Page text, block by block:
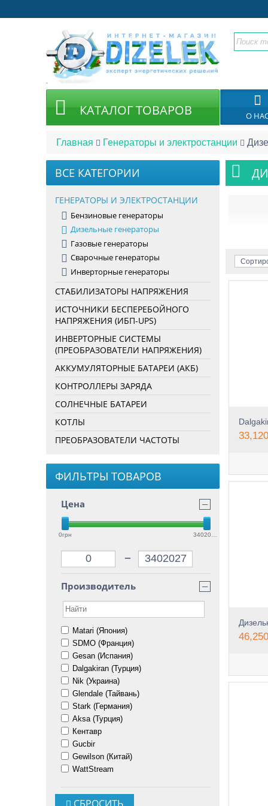
КАТАЛОГ ТОВАРОВ О
Главная Генераторы и электростанции
ВСЕ КАТЕГОРИИ
ГЕНЕРАТОРЫ И ЭЛЕКТРОСТАНЦИИ
Бензиновые генераторы
Дизельные генераторы
Газовые генераторы
Сварочные генераторы
Инверторные генераторы
СТАБИЛИЗАТОРЫ НАПРЯЖЕНИЯ
ИСТОЧНИКИ БЕСПЕРЕБОЙНОГО
НАПРЯЖЕНИЯ (ИБП-UPS)
ИНВЕРТОРНЫЕ СИСТЕМЫ
(ПРЕОБРАЗОВАТЕЛИ НАПРЯЖЕНИЯ)
АККУМУЛЯТОРНЫЕ БАТАРЕИ (АКБ)
КОНТРОЛЛЕРЫ ЗАРЯДА
СОЛНЕЧНЫЕ БАТАРЕИ
КОТЛЫ
ПРЕОБРАЗОВАТЕЛИ ЧАСТОТЫ
ФИЛЬТРЫ ТОВАРОВ
Цена −
0грн 3402027грн
–
Производитель −
Matari (Япония)
SDMO (Франция)
Gesan (Испания)
Dalgakiran (Турция)
Nik (Украина)
Glendale (Тайвань)
Stark (Германия)
Aksa (Турция)
Кентавр
Gucbir
Gewilson (Китай)
WattStream
будут